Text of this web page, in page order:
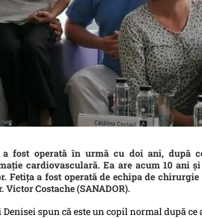
a fost operată în urmă cu doi ani, după
cardiovasculară. Ea are acum 10 ani
Fetița a fost operată de echipa de
Victor Costache (SANADOR).
spun că este un copil normal după ce